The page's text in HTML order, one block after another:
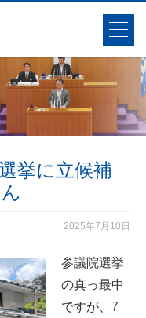
挙に立候補
2025年7月10日
参議院選挙
の真っ最中
ですが、7